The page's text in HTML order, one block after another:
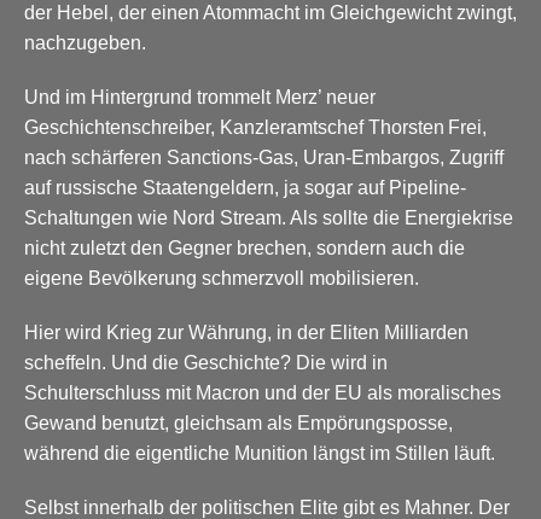
der Hebel, der einen Atommacht im Gleichgewicht zwingt,
nachzugeben.
Und im Hintergrund trommelt Merz’ neuer
Geschichtenschreiber, Kanzleramtschef Thorsten Frei,
nach schärferen Sanctions-Gas, Uran-Embargos, Zugriff
auf russische Staatengeldern, ja sogar auf Pipeline-
Schaltungen wie Nord Stream. Als sollte die Energiekrise
nicht zuletzt den Gegner brechen, sondern auch die
eigene Bevölkerung schmerzvoll mobilisieren.
Hier wird Krieg zur Währung, in der Eliten Milliarden
scheffeln. Und die Geschichte? Die wird in
Schulterschluss mit Macron und der EU als moralisches
Gewand benutzt, gleichsam als Empörungsposse,
während die eigentliche Munition längst im Stillen läuft.
Selbst innerhalb der politischen Elite gibt es Mahner. Der